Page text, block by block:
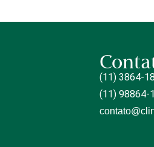
(11) 3864-
(11) 98864-